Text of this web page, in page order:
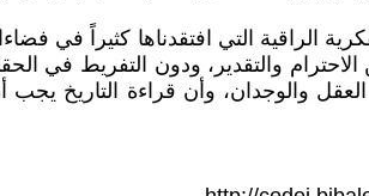
التي افتقدناها كثيراً في
والتقدير، ودون التفريط في
والوجدان، وأن قراءة التاريخ